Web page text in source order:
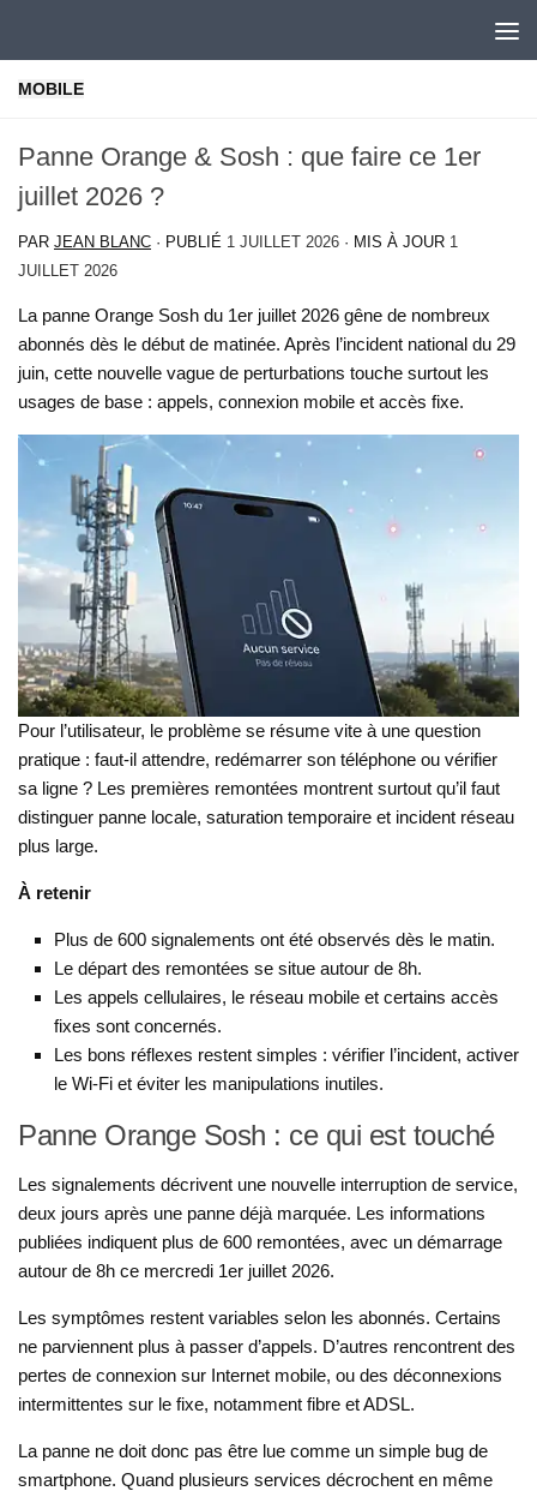
MOBILE
Panne Orange & Sosh : que faire ce 1er
juillet 2026 ?
PAR JEAN BLANC · PUBLIÉ 1 JUILLET 2026 · MIS À JOUR 1
JUILLET 2026
La panne Orange Sosh du 1er juillet 2026 gêne de nombreux
abonnés dès le début de matinée. Après l’incident national du 29
juin, cette nouvelle vague de perturbations touche surtout les
usages de base : appels, connexion mobile et accès fixe.
Pour l’utilisateur, le problème se résume vite à une question
pratique : faut-il attendre, redémarrer son téléphone ou vérifier
sa ligne ? Les premières remontées montrent surtout qu’il faut
distinguer panne locale, saturation temporaire et incident réseau
plus large.
À retenir
Plus de 600 signalements ont été observés dès le matin.
Le départ des remontées se situe autour de 8h.
Les appels cellulaires, le réseau mobile et certains accès
fixes sont concernés.
Les bons réflexes restent simples : vérifier l’incident, activer
le Wi-Fi et éviter les manipulations inutiles.
Panne Orange Sosh : ce qui est touché
Les signalements décrivent une nouvelle interruption de service,
deux jours après une panne déjà marquée. Les informations
publiées indiquent plus de 600 remontées, avec un démarrage
autour de 8h ce mercredi 1er juillet 2026.
Les symptômes restent variables selon les abonnés. Certains
ne parviennent plus à passer d’appels. D’autres rencontrent des
pertes de connexion sur Internet mobile, ou des déconnexions
intermittentes sur le fixe, notamment fibre et ADSL.
La panne ne doit donc pas être lue comme un simple bug de
smartphone. Quand plusieurs services décrochent en même